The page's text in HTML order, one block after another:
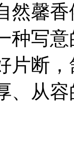
然馨
种写
片断
、从